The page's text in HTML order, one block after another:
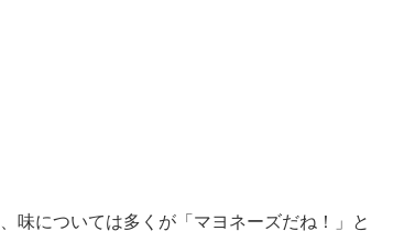
味については多くが「マヨネーズだね！」と